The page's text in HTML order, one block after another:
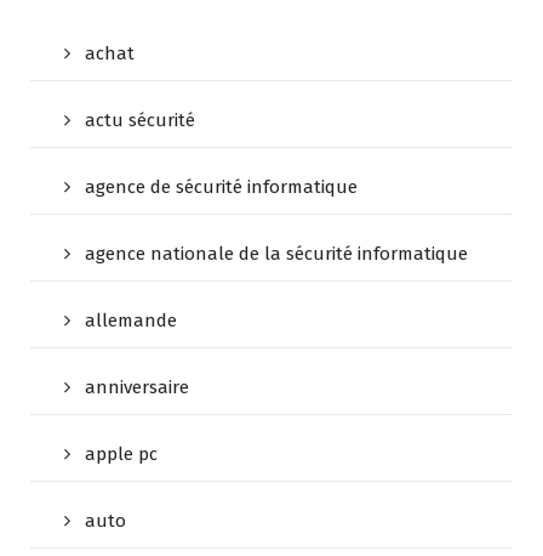
achat
actu sécurité
agence de sécurité informatique
agence nationale de la sécurité informatique
allemande
anniversaire
apple pc
auto